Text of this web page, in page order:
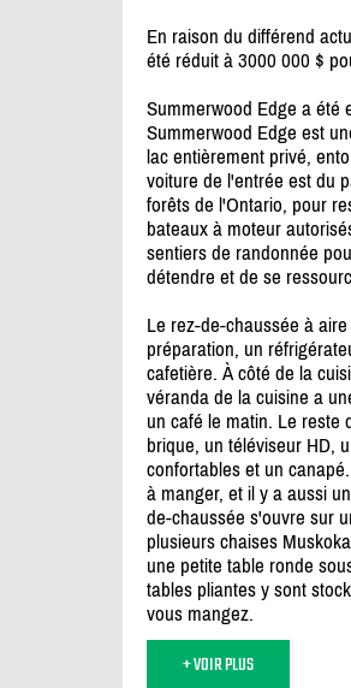
En raison du différend
été réduit à 3000 000 $
Summerwood Edge a été
Summerwood Edge est
lac entièrement privé,
voiture de l'entrée est du
forêts de l'Ontario, pour
bateaux à moteur
sentiers de randonnée
détendre et de se
Le rez-de-chaussée à
préparation, un
cafetière. À côté de la
véranda de la cuisine a
un café le matin. Le reste
brique, un téléviseur HD,
confortables et un
à manger, et il y a aussi
de-chaussée s'ouvre sur
plusieurs chaises
une petite table ronde
tables pliantes y sont
vous mangez.
+ VOIR PLUS